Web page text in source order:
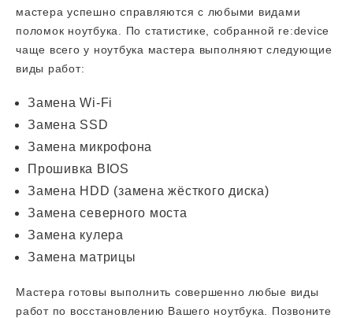
мастера успешно справляются с любыми видами
поломок ноутбука. По статистике, собранной re:device
чаще всего у ноутбука мастера выполняют следующие
виды работ:
Замена Wi-Fi
Замена SSD
Замена микрофона
Прошивка BIOS
Замена HDD (замена жёсткого диска)
Замена северного моста
Замена кулера
Замена матрицы
Мастера готовы выполнить совершенно любые виды
работ по восстановлению Вашего ноутбука. Позвоните